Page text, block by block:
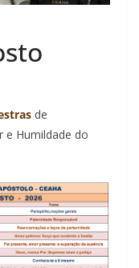
de
e Humildade do